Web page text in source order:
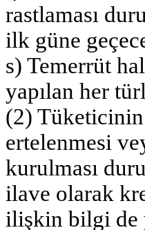
rastlaması
ilk güne
s) Temerrüt
yapılan her
(2) Tüketicinin
ertelenmesi
kurulması
ilave olarak
ilişkin bilgi de